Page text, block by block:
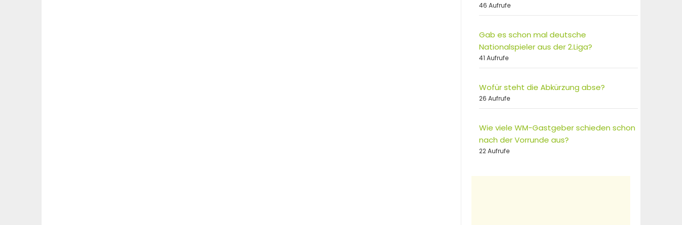
46 Aufrufe
Gab es schon mal deutsche
Nationalspieler aus der 2.Liga?
41 Aufrufe
Wofür steht die Abkürzung abse?
26 Aufrufe
Wie viele WM-Gastgeber schieden schon
nach der Vorrunde aus?
22 Aufrufe